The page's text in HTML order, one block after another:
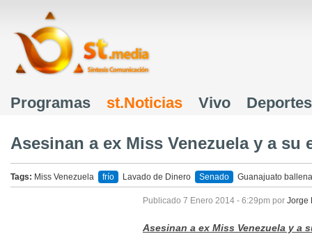
Menú principal
Programas st.Noticias Vivo Deportes
Asesinan a ex Miss Venezuela y a su
Tags: Miss Venezuela frío Lavado de Dinero Senado Guanajuato
Publicado 7 Enero 2014 - 6:29pm por Jorge
Asesinan a ex Miss Venezuela y a